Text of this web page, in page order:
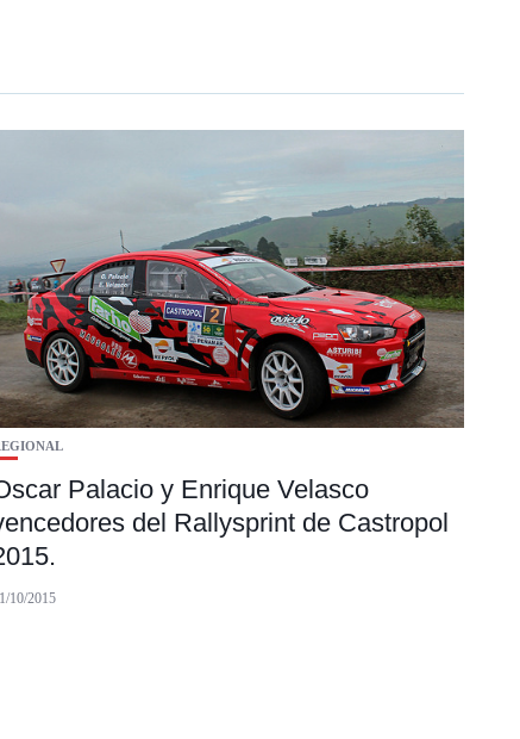
Palacio y Enrique Velasco
del Rallysprint de Castropol
10/2015